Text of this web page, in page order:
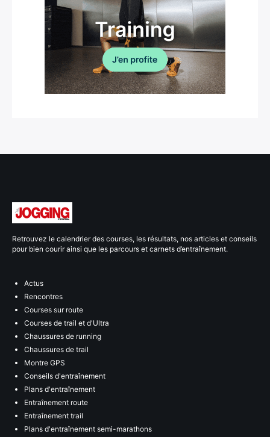
Retrouvez le calendrier des courses, les résultats, nos articles et conseils
pour bien courir ainsi que les parcours et carnets d’entraînement.
Actus
Rencontres
Courses sur route
Courses de trail et d'Ultra
Chaussures de running
Chaussures de trail
Montre GPS
Conseils d'entraînement
Plans d'entraînement
Entraînement route
Entraînement trail
Plans d'entraînement semi-marathons